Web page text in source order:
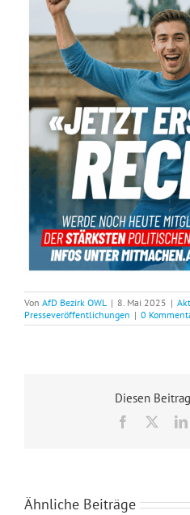
Von AfD Bezirk OWL | 8. Mai 2025 |
Presseveröffentlichungen | 0
Diesen
Facebook
Ähnliche Beiträge